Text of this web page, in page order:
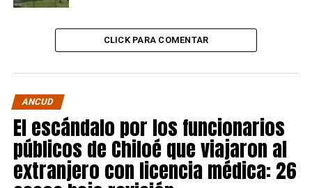
CLICK PARA COMENTAR
ANCUD
El escándalo por los funcionarios
públicos de Chiloé que viajaron al
extranjero con licencia médica: 26